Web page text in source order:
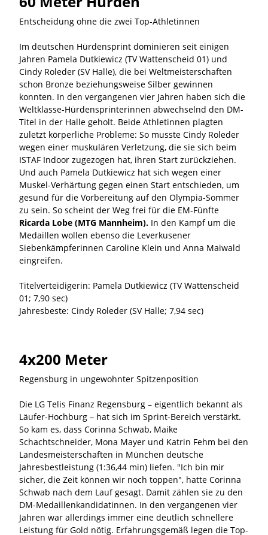
Entscheidung ohne die zwei Top-Athletinnen
Im deutschen Hürdensprint dominieren seit einigen
Jahren Pamela Dutkiewicz (TV Wattenscheid 01) und
Cindy Roleder (SV Halle), die bei Weltmeisterschaften
schon Bronze beziehungsweise Silber gewinnen
konnten. In den vergangenen vier Jahren haben sich die
Weltklasse-Hürdensprinterinnen abwechselnd den DM-
Titel in der Halle geholt. Beide Athletinnen plagten
zuletzt körperliche Probleme: So musste Cindy Roleder
wegen einer muskulären Verletzung, die sie sich beim
ISTAF Indoor zugezogen hat, ihren Start zurückziehen.
Und auch Pamela Dutkiewicz hat sich wegen einer
Muskel-Verhärtung gegen einen Start entschieden, um
gesund für die Vorbereitung auf den Olympia-Sommer
zu sein. So scheint der Weg frei für die EM-Fünfte
Ricarda Lobe (MTG Mannheim). In den Kampf um die
Medaillen wollen ebenso die Leverkusener
Siebenkämpferinnen Caroline Klein und Anna Maiwald
eingreifen.
Titelverteidigerin: Pamela Dutkiewicz (TV Wattenscheid
01; 7,90 sec)
Jahresbeste: Cindy Roleder (SV Halle; 7,94 sec)
4x200 Meter
Regensburg in ungewohnter Spitzenposition
Die LG Telis Finanz Regensburg – eigentlich bekannt als
Läufer-Hochburg – hat sich im Sprint-Bereich verstärkt.
So kam es, dass Corinna Schwab, Maike
Schachtschneider, Mona Mayer und Katrin Fehm bei den
Landesmeisterschaften in München deutsche
Jahresbestleistung (1:36,44 min) liefen. "Ich bin mir
sicher, die Zeit können wir noch toppen", hatte Corinna
Schwab nach dem Lauf gesagt. Damit zählen sie zu den
DM-Medaillenkandidatinnen. In den vergangenen vier
Jahren war allerdings immer eine deutlich schnellere
Leistung für Gold nötig. Erfahrungsgemäß legen die Top-